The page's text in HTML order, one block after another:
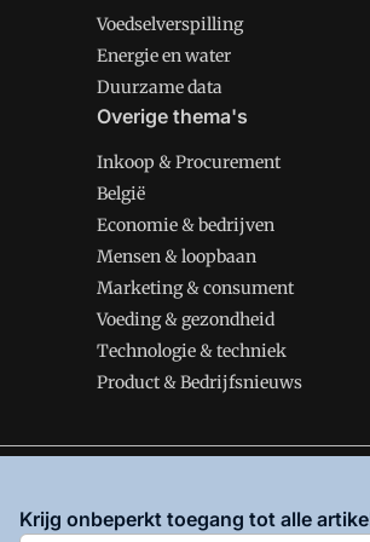
Voedselverspilling
Energie en water
Duurzame data
Overige thema's
Inkoop & Procurement
België
Economie & bedrijven
Mensen & loopbaan
Marketing & consument
Voeding & gezondheid
Technologie & techniek
Product & Bedrijfsnieuws
enPrivacy en Cookie beleid |
Krijg onbeperkt toegang tot alle